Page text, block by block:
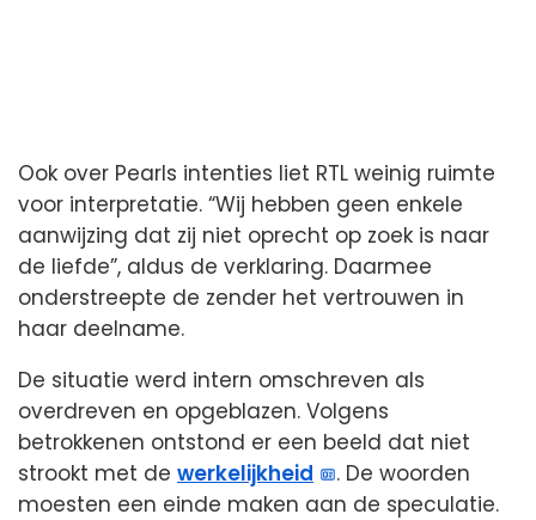
Ook over Pearls intenties liet RTL weinig ruimte
voor interpretatie. “Wij hebben geen enkele
aanwijzing dat zij niet oprecht op zoek is naar
de liefde”, aldus de verklaring. Daarmee
onderstreepte de zender het vertrouwen in
haar deelname.
De situatie werd intern omschreven als
overdreven en opgeblazen. Volgens
betrokkenen ontstond er een beeld dat niet
strookt met de werkelijkheid
. De woorden
moesten een einde maken aan de speculatie.